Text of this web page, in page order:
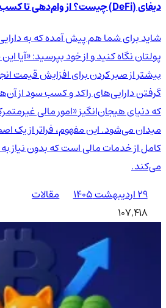
دیفای (DeFi) چیست؟ از وام‌دهی تا کسب درآمد
شاید برای شما هم پیش آمده که به
پولتان نگاه کنید و از خود بپرسید: «آیا
بیشتر از صبر کردن برای افزایش قیمت
گرفتن دارایی‌های راکد و کسب سود از
میدان می‌شود. این مفهوم، فراتر از یک
کامل از خدمات مالی است که بدون نیاز به
می‌کند.
۲۹ اردیبهشت ۱۴۰۵
مقالات
107,418